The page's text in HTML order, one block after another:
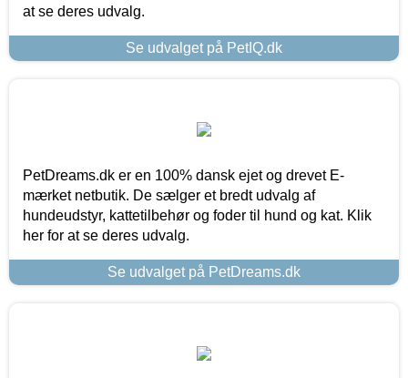
at se deres udvalg.
Se udvalget på PetIQ.dk
PetDreams.dk er en 100% dansk ejet og drevet E-
mærket netbutik. De sælger et bredt udvalg af
hundeudstyr, kattetilbehør og foder til hund og kat. Klik
her for at se deres udvalg.
Se udvalget på PetDreams.dk